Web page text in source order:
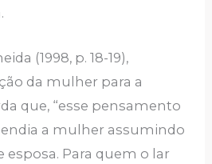
(1998, p. 18-19),
da mulher para a
que, “esse pensamento
a mulher assumindo
esposa. Para quem o lar